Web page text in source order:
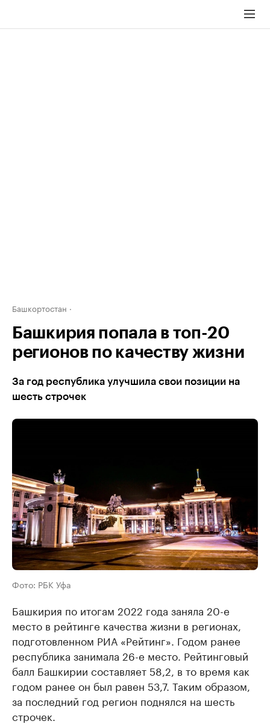
Башкортостан
Башкирия попала в топ-20
регионов по качеству жизни
За год республика улучшила свои позиции на
шесть строчек
Фото: РБК Уфа
Башкирия по итогам 2022 года заняла 20-е
место в рейтинге качества жизни в регионах,
подготовленном РИА «Рейтинг». Годом ранее
республика занимала 26-е место. Рейтинговый
балл Башкирии составляет 58,2, в то время как
годом ранее он был равен 53,7. Таким образом,
за последний год регион поднялся на шесть
строчек.